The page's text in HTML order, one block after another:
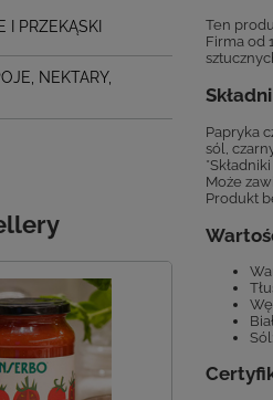
I PRZEKĄSKI
NEKTARY,
Ten
Firma od
Papryka
sól,
Może
Produkt